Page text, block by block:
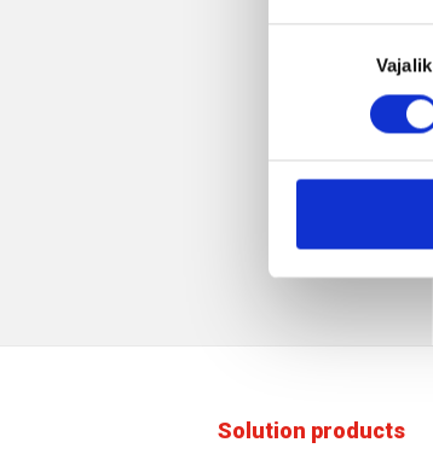
Vajalik
Solution products